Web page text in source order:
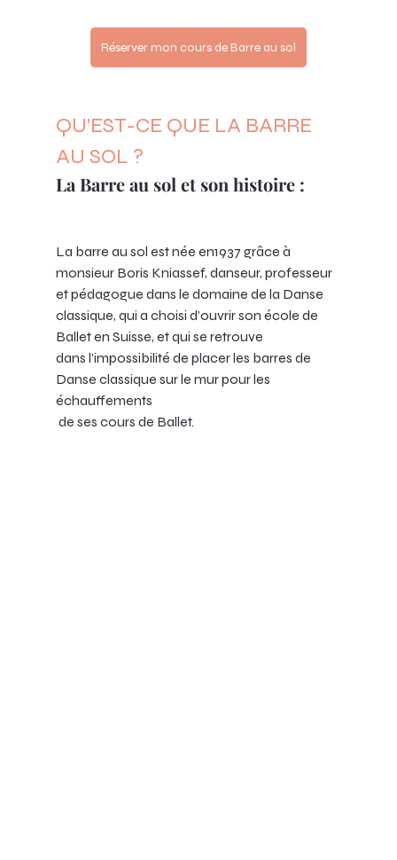
Réserver mon cours de Barre au sol
QU'EST-CE QUE LA BARRE
AU SOL ?
La Barre au sol et son histoire :
La barre au sol est née en1937 grâce à
monsieur Boris Kniassef, danseur, professeur
et pédagogue dans le domaine de la Danse
classique, qui a choisi d’ouvrir son école de
Ballet en Suisse, et qui se retrouve
dans l’impossibilité de placer les barres de
Danse classique sur le mur pour les
échauffements
de ses cours de Ballet.